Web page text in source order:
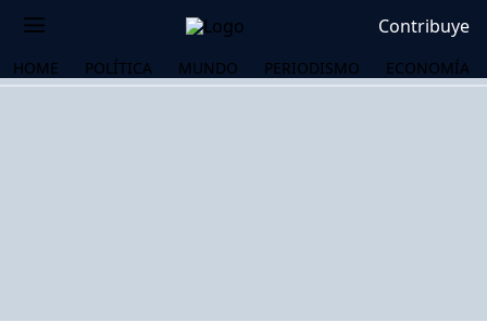
Contribuye
HOME POLÍTICA MUNDO PERIODISMO ECONOMÍA